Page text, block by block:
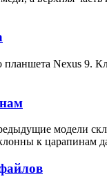
Nexus 9.
модели
к